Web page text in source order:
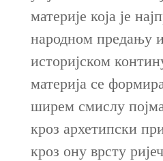
материје која је
народном предању
историјском
материја се
ширем смислу
кроз архетипски
кроз ону врсту